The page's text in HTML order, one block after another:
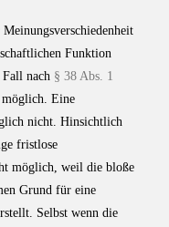
Funktion
nach § 38 Abs. 1
möglich. Eine
nicht. Hinsichtlich
fristlose
möglich, weil die bloße
Grund für eine
Selbst wenn die